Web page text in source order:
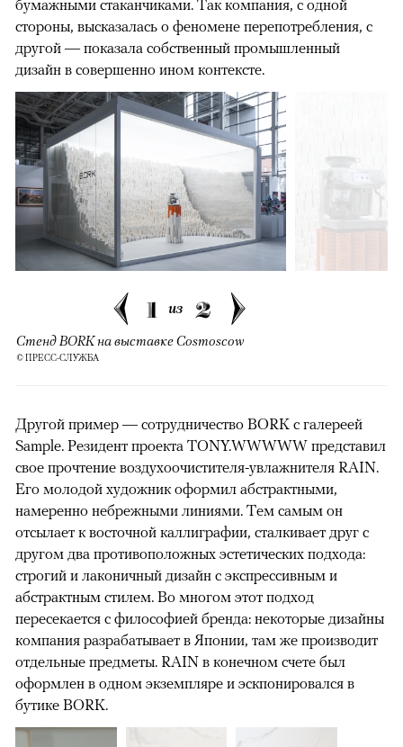
бумажными стаканчиками. Так компания, с одной
стороны, высказалась о феномене перепотребления, с
другой — показала собственный промышленный
дизайн в совершенно ином контексте.
1 из 2
Стенд BORK на выставке Cosmoscow
© ПРЕСС-СЛУЖБА
Другой пример — сотрудничество BORK с галереей
Sample. Резидент проекта TONY.WWWWW представил
свое прочтение воздухоочистителя-увлажнителя RAIN.
Его молодой художник оформил абстрактными,
намеренно небрежными линиями. Тем самым он
отсылает к восточной каллиграфии, сталкивает друг с
другом два противоположных эстетических подхода:
строгий и лаконичный дизайн с экспрессивным и
абстрактным стилем. Во многом этот подход
пересекается с философией бренда: некоторые дизайны
компания разрабатывает в Японии, там же производит
отдельные предметы. RAIN в конечном счете был
оформлен в одном экземпляре и эскпонировался в
бутике BORK.